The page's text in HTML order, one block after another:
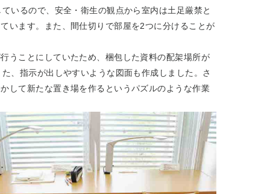
いるので、安全・衛生の観点から室内は土足厳禁と
います。また、間仕切りで部屋を2つに分けることが
うことにしていたため、梱包した資料の配架場所が
、指示が出しやすいような図面も作成しました。さ
して新たな置き場を作るというパズルのような作業